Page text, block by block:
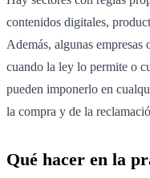
contenidos digitales,
Además, algunas
cuando la ley lo permite o
pueden imponerlo en
la compra y de la
Qué hacer en la